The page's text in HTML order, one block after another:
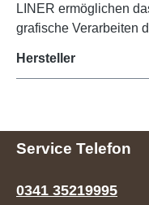
LINER ermöglichen
grafische Verarbeiten
Hersteller
Service Telefon
0341 35219995